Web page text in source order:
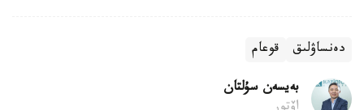
دەنساۋلىق قوعام
بەيسەن سۇلتان